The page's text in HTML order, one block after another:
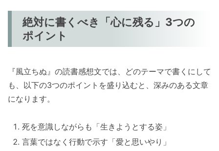
絶対に書くべき「心に残る」3つの
ポイント
『風立ちぬ』の読書感想文では、どのテーマで書くにして
も、以下の3つのポイントを盛り込むと、深みのある文章
になります。
死を意識しながらも「生きようとする姿」
言葉ではなく行動で示す「愛と思いやり」